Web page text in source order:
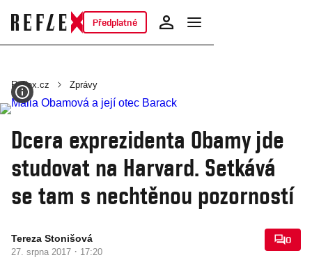
Předplatné
Reflex.cz Zprávy
Dcera exprezidenta Obamy jde
studovat na Harvard. Setkává
se tam s nechtěnou pozorností
Tereza Stonišová
27. srpna 2017 · 17:20
0